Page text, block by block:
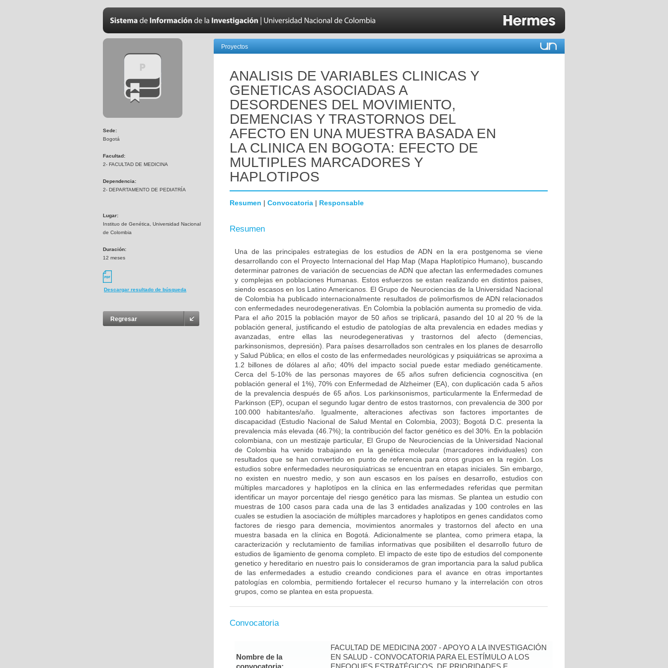
Sede:
Bogotá
Facultad:
2- FACULTAD DE MEDICINA
Dependencia:
2- DEPARTAMENTO DE PEDIATRÍA
Lugar:
Instituo de Genética, Universidad Nacional
de Colombia
Duración:
12 meses
Descargar resultado de búsqueda
Regresar
Proyectos
ANALISIS DE VARIABLES CLINICAS Y
GENETICAS ASOCIADAS A
DESORDENES DEL MOVIMIENTO,
DEMENCIAS Y TRASTORNOS DEL
AFECTO EN UNA MUESTRA BASADA EN
LA CLINICA EN BOGOTA: EFECTO DE
MULTIPLES MARCADORES Y
HAPLOTIPOS
Resumen | Convocatoria | Responsable
Resumen
Una de las principales estrategias de los estudios de ADN en la era postgenoma se viene
desarrollando con el Proyecto Internacional del Hap Map (Mapa Haplotípico Humano), buscando
determinar patrones de variación de secuencias de ADN que afectan las enfermedades comunes
y complejas en poblaciones Humanas. Estos esfuerzos se estan realizando en distintos paises,
siendo escasos en los Latino Americanos. El Grupo de Neurociencias de la Universidad Nacional
de Colombia ha publicado internacionalmente resultados de polimorfismos de ADN relacionados
con enfermedades neurodegenerativas. En Colombia la población aumenta su promedio de vida.
Para el año 2015 la población mayor de 50 años se triplicará, pasando del 10 al 20 % de la
población general, justificando el estudio de patologías de alta prevalencia en edades medias y
avanzadas, entre ellas las neurodegenerativas y trastornos del afecto (demencias,
parkinsonismos, depresión). Para países desarrollados son centrales en los planes de desarrollo
y Salud Pública; en ellos el costo de las enfermedades neurológicas y psiquiátricas se aproxima a
1.2 billones de dólares al año; 40% del impacto social puede estar mediado genéticamente.
Cerca del 5-10% de las personas mayores de 65 años sufren deficiencia cognoscitiva (en
población general el 1%), 70% con Enfermedad de Alzheimer (EA), con duplicación cada 5 años
de la prevalencia después de 65 años. Los parkinsonismos, particularmente la Enfermedad de
Parkinson (EP), ocupan el segundo lugar dentro de estos trastornos, con prevalencia de 300 por
100.000 habitantes/año. Igualmente, alteraciones afectivas son factores importantes de
discapacidad (Estudio Nacional de Salud Mental en Colombia, 2003); Bogotá D.C. presenta la
prevalencia más elevada (46.7%); la contribución del factor genético es del 30%. En la población
colombiana, con un mestizaje particular, El Grupo de Neurociencias de la Universidad Nacional
de Colombia ha venido trabajando en la genética molecular (marcadores individuales) con
resultados que se han convertido en punto de referencia para otros grupos en la región. Los
estudios sobre enfermedades neurosiquiatricas se encuentran en etapas iniciales. Sin embargo,
no existen en nuestro medio, y son aun escasos en los países en desarrollo, estudios con
múltiples marcadores y haplotípos en la clínica en las enfermedades referidas que permitan
identificar un mayor porcentaje del riesgo genético para las mismas. Se plantea un estudio con
muestras de 100 casos para cada una de las 3 entidades analizadas y 100 controles en las
cuales se estudien la asociación de múltiples marcadores y haplotipos en genes candidatos como
factores de riesgo para demencia, movimientos anormales y trastornos del afecto en una
muestra basada en la clínica en Bogotá. Adicionalmente se plantea, como primera etapa, la
caracterización y reclutamiento de familias informativas que posibiliten el desarrollo futuro de
estudios de ligamiento de genoma completo. El impacto de este tipo de estudios del componente
genetico y hereditario en nuestro pais lo consideramos de gran importancia para la salud publica
de las enfermedades a estudio creando condiciones para el avance en otras importantes
patologías en colombia, permitiendo fortalecer el recurso humano y la interrelación con otros
grupos, como se plantea en esta propuesta.
Convocatoria
Nombre de la
convocatoria:
FACULTAD DE MEDICINA 2007 - APOYO A LA INVESTIGACIÓN
EN SALUD - CONVOCATORIA PARA EL ESTÍMULO A LOS
ENFOQUES ESTRATÉGICOS, DE PRIORIDADES E